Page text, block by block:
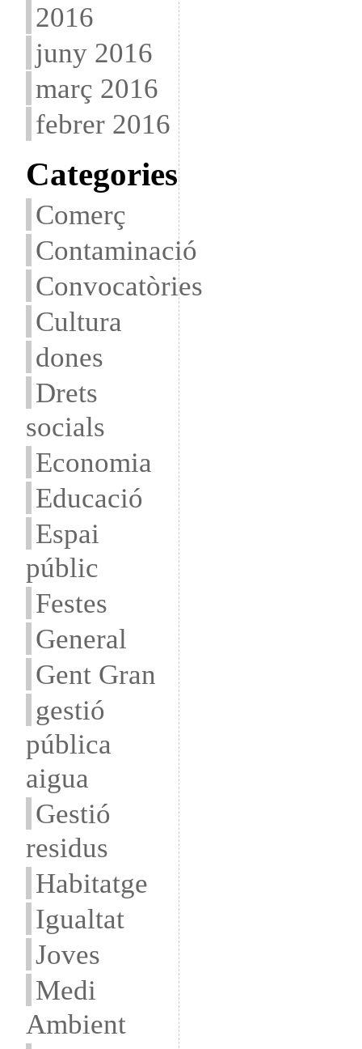
2016
juny 2016
març 2016
febrer 2016
Categories
Comerç
Contaminació
Convocatòries
Cultura
dones
Drets
socials
Economia
Educació
Espai
públic
Festes
General
Gent Gran
gestió
pública
aigua
Gestió
residus
Habitatge
Igualtat
Joves
Medi
Ambient